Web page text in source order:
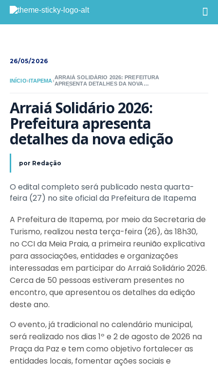
26/05/2026
INÍCIO›ITAPEMA›
ARRAIÁ SOLIDÁRIO 2026: PREFEITURA
APRESENTA DETALHES DA NOVA
Arraiá Solidário 2026:
Prefeitura apresenta
detalhes da nova edição
por Redação
O edital completo será publicado nesta quarta-
feira (27) no site oficial da Prefeitura de Itapema
A Prefeitura de Itapema, por meio da Secretaria de
Turismo, realizou nesta terça-feira (26), às 18h30,
no CCI da Meia Praia, a primeira reunião explicativa
para associações, entidades e organizações
interessadas em participar do Arraiá Solidário 2026.
Cerca de 50 pessoas estiveram presentes no
encontro, que apresentou os detalhes da edição
deste ano.
O evento, já tradicional no calendário municipal,
será realizado nos dias 1º e 2 de agosto de 2026 na
Praça da Paz e tem como objetivo fortalecer as
entidades locais, fomentar ações sociais e